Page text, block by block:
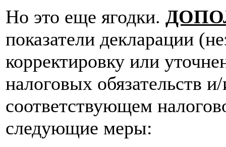
Но это еще ягодки.
показатели декларации
корректировку или
налоговых обязательств
соответствующем
следующие меры: